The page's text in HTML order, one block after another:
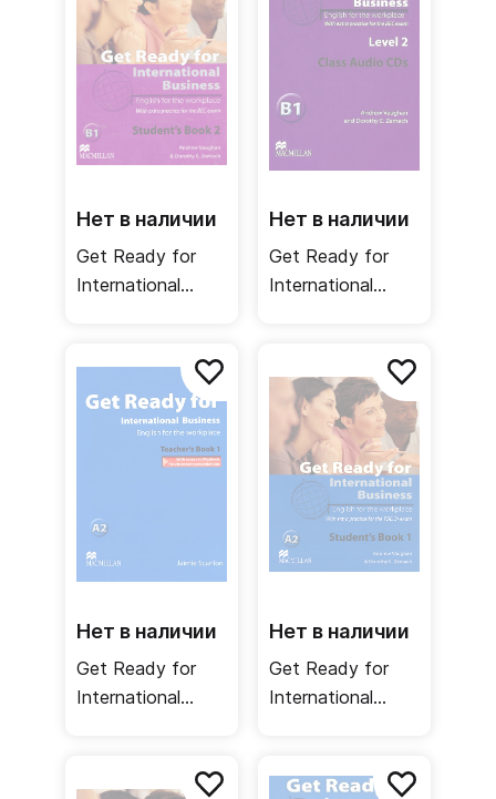
Нет в наличии
Get Ready for
International
BEC / Учебник
Нет в наличии
Get Ready for
International
Аудиодиск
Нет в наличии
Get Ready for
International
Книга для
Нет в наличии
Get Ready for
International
TOEIC / Учебник